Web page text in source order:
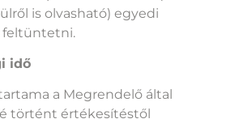
a típusszám mellett (a
is olvasható) egyedi
a Megrendelő által